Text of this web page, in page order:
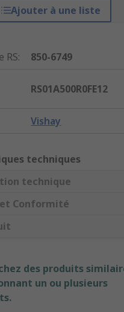
Ajouter à une liste
RS:
850-6749
RS01A500R0FE12
Vishay
techniques
technique
Conformité
des produits
un ou plusieurs